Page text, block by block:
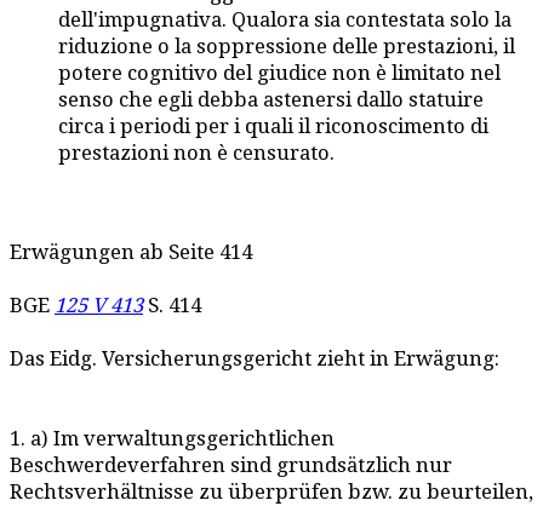
dell'impugnativa. Qualora sia contestata solo la
riduzione o la soppressione delle prestazioni, il
potere cognitivo del giudice non è limitato nel
senso che egli debba astenersi dallo statuire
circa i periodi per i quali il riconoscimento di
prestazioni non è censurato.
Erwägungen ab Seite 414
BGE 125 V 413S. 414
Das Eidg. Versicherungsgericht zieht in Erwägung:
1. a) Im verwaltungsgerichtlichen
Beschwerdeverfahren sind grundsätzlich nur
Rechtsverhältnisse zu überprüfen bzw. zu beurteilen,